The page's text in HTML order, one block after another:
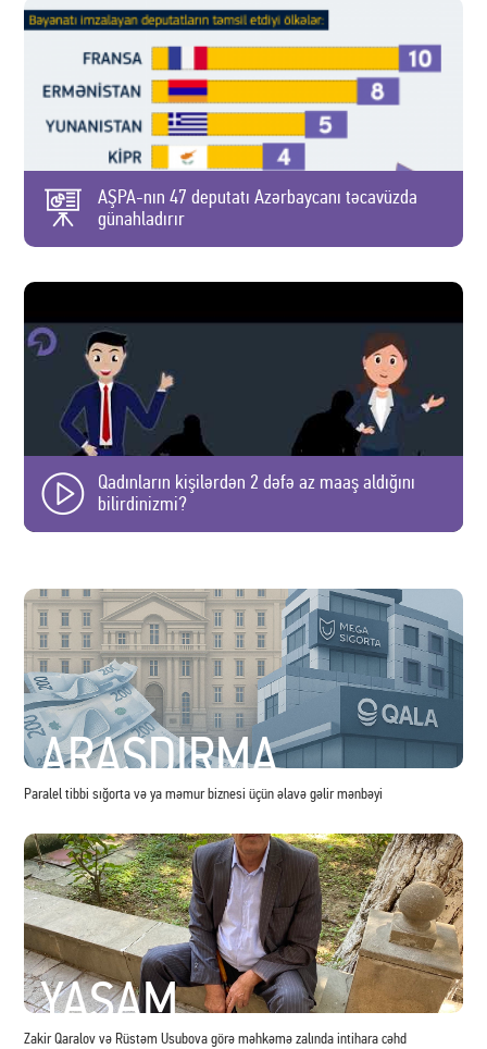
AŞPA-nın 47 deputatı Azərbaycanı təcavüzda
günahladırır
Qadınların kişilərdən 2 dəfə az maaş aldığını
bilirdinizmi?
ARAŞDIRMA
Paralel tibbi sığorta və ya məmur biznesi üçün əlavə gəlir mənbəyi
YAŞAM
Zakir Qaralov və Rüstəm Usubova görə məhkəmə zalında intihara cəhd